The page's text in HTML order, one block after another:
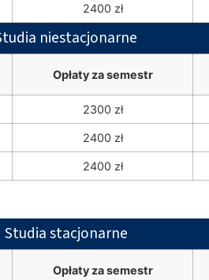
2400 zł
niestacjonarne
Opłaty za semestr
2300 zł
2400 zł
2400 zł
Studia stacjonarne
Opłaty za semestr